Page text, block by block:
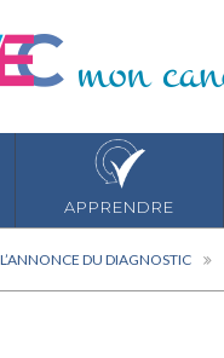
APPRENDRE
L’ANNONCE DU DIAGNOSTIC